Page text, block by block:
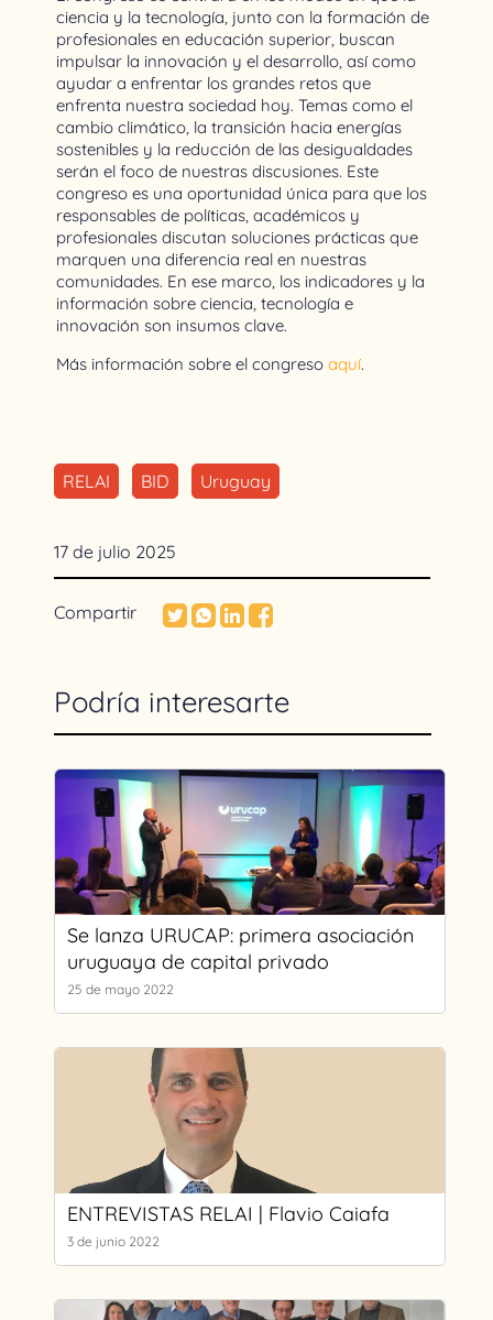
ciencia y la tecnología, junto con la formación de
profesionales en educación superior, buscan
impulsar la innovación y el desarrollo, así como
ayudar a enfrentar los grandes retos que
enfrenta nuestra sociedad hoy. Temas como el
cambio climático, la transición hacia energías
sostenibles y la reducción de las desigualdades
serán el foco de nuestras discusiones. Este
congreso es una oportunidad única para que los
responsables de políticas, académicos y
profesionales discutan soluciones prácticas que
marquen una diferencia real en nuestras
comunidades. En ese marco, los indicadores y la
información sobre ciencia, tecnología e
innovación son insumos clave.
Más información sobre el congreso aquí.
RELAI BID Uruguay
17 de julio 2025
Compartir
Podría interesarte
Se lanza URUCAP: primera asociación
uruguaya de capital privado
25 de mayo 2022
ENTREVISTAS RELAI | Flavio Caiafa
3 de junio 2022